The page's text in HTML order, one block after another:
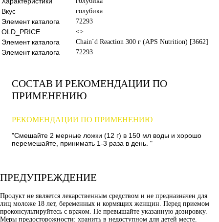
Вкус голубика
Элемент каталога 72293
OLD_PRICE <>
Элемент каталога Chain`d Reaction 300 г (APS Nutrition) [3662]
Элемент каталога 72293
СОСТАВ И РЕКОМЕНДАЦИИ ПО
ПРИМЕНЕНИЮ
РЕКОМЕНДАЦИИ ПО ПРИМЕНЕНИЮ
"Смешайте 2 мерные ложки (12 г) в 150 мл воды и хорошо
перемешайте, принимать 1-3 раза в день. "
ПРЕДУПРЕЖДЕНИЕ
Продукт не является лекарственным средством и не предназначен для
лиц моложе 18 лет, беременных и кормящих женщин. Перед приемом
проконсультируйтесь с врачом. Не превышайте указанную дозировку.
Меры предосторожности: хранить в недоступном для детей месте.